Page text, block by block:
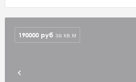
190000 руб за кв.м